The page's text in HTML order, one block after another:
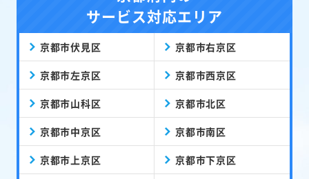
サービス対応エリア
京都市伏見区 京都市右京区
京都市左京区 京都市西京区
京都市山科区 京都市北区
京都市中京区 京都市南区
京都市上京区 京都市下京区